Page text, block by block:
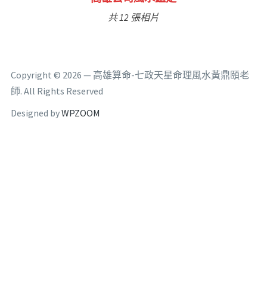
共 6 張相片
Copyright © 2026 — 高雄算命-七政天星命理風水黃鼎頤老
師. All Rights Reserved
Designed byWPZOOM